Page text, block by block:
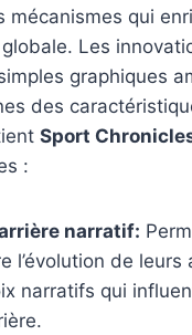
mécanismes qui
globale. Les
graphiques
des
Sport
:
narratif:
l’évolution de
narratifs qui